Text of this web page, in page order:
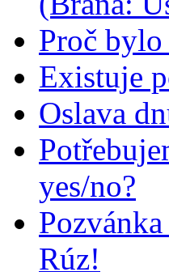
Proč
Existuje
Oslava
yes/no?
Rúz!